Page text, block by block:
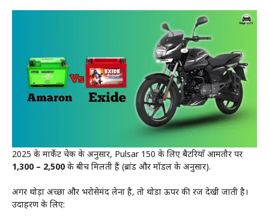
2025 के मार्केट चेक के अनुसार, Pulsar 150 के लिए बैटरियाँ आमतौर पर
₹1,300 – ₹2,500 के बीच मिलती हैं (ब्रांड और मॉडल के अनुसार).
अगर थोड़ा अच्छा और भरोसेमंद लेना है, तो थोडा ऊपर की रेंज देखी जाती है।
उदाहरण के लिए: